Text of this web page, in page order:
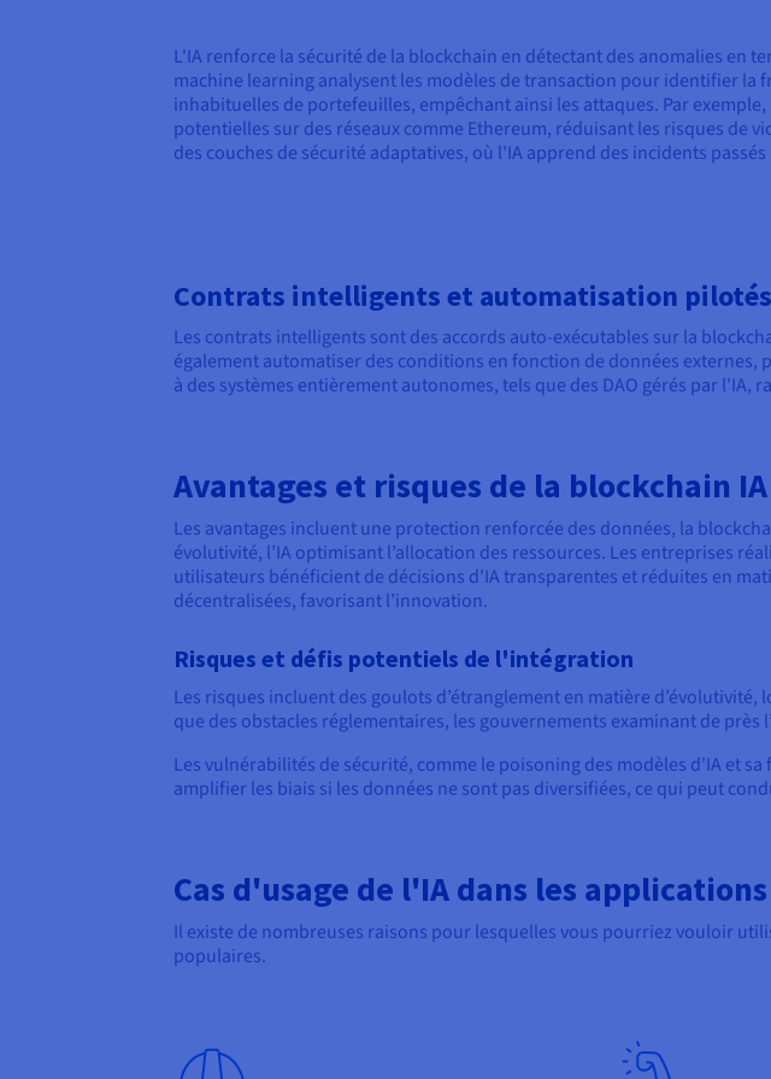
L'IA renforce la sécurité de la blockchain en détectant des anomalies en
machine learning analysent les modèles de transaction pour identifier la
inhabituelles de portefeuilles, empêchant ainsi les attaques. Par
potentielles sur des réseaux comme Ethereum, réduisant les risques de
des couches de sécurité adaptatives, où l'IA apprend des incidents
Contrats intelligents et automatisation
Les contrats intelligents sont des accords auto-exécutables sur la
également automatiser des conditions en fonction de données externes,
à des systèmes entièrement autonomes, tels que des DAO gérés par
Avantages et risques de la blockchain IA
Les avantages incluent une protection renforcée des données, la
évolutivité, l’IA optimisant l’allocation des ressources. Les entreprises
utilisateurs bénéficient de décisions d'IA transparentes et réduites en
décentralisées, favorisant l’innovation.
Risques et défis potentiels de l'intégration
Les risques incluent des goulots d’étranglement en matière
que des obstacles réglementaires, les gouvernements examinant de près
Les vulnérabilités de sécurité, comme le poisoning des modèles d'IA et
amplifier les biais si les données ne sont pas diversifiées, ce qui peut
Cas d'usage de l'IA dans les
Il existe de nombreuses raisons pour lesquelles vous pourriez vouloir
populaires.